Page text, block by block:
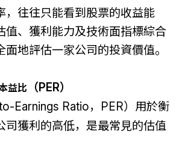
，往往只能看到股票的收益能
值、獲利能力及技術面指標綜合
地評估一家公司的投資價值。
益比 （PER）
Earnings Ratio，PER）用於衡
司獲利的高低，是最常見的估值